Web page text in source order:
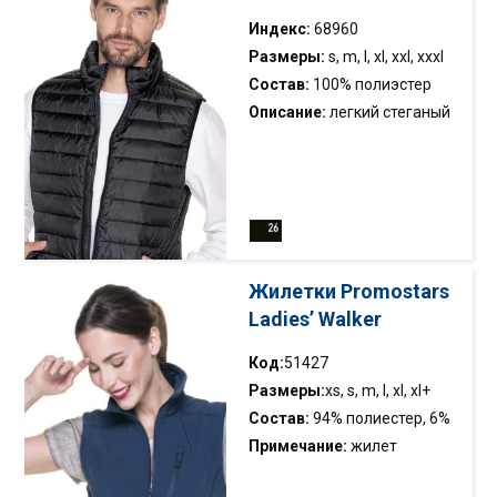
две кармана
Индекс: 68960
Размеры: s, m, l, xl, xxl, xxxl
Состав: 100% полиэстер
Описание: легкий стеганый
простой фасон; воротник-
две кармана
Жилетки Promostars
Ladies’ Walker
Код:51427
Размеры:xs, s, m, l, xl, xl+
Состав: 94% полиестер, 6%
эластан
Примечание: жилет